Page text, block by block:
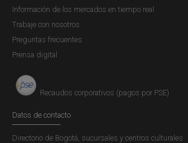
Efectivo y base monetaria:
Para el periodo de 1923 a 1934 sólo se
utilizaron los métodos de Catmull-Rom
de 1923-1927)7y Denton (para el
obteniendo la serie trimestral de la
diferencia.
Información de los mercados en tiempo real
Trabaje con nosotros
Preguntas frecuentes
Prensa digital
Recaudos corporativos (pagos por PSE)
Datos de contacto
Directorio de Bogotá, sucursales y centros culturales